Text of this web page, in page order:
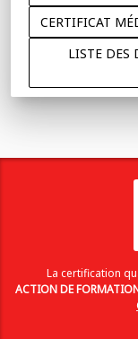
CERTIFICAT
LISTE DES
La certification
ACTION DE